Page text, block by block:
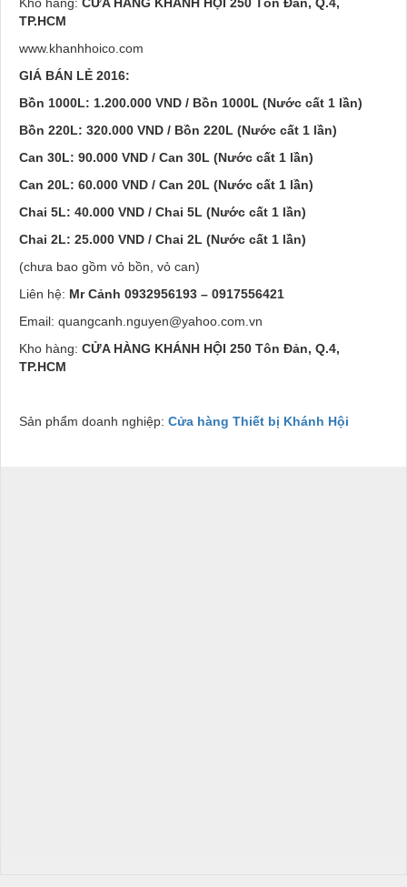
Kho hàng: CỬA HÀNG KHÁNH HỘI 250 Tôn Đản, Q.4,
TP.HCM
www.khanhhoico.com
GIÁ BÁN LẺ 2016:
Bồn 1000L: 1.200.000 VND / Bồn 1000L (Nước cất 1 lần)
Bồn 220L: 320.000 VND / Bồn 220L (Nước cất 1 lần)
Can 30L: 90.000 VND / Can 30L (Nước cất 1 lần)
Can 20L: 60.000 VND / Can 20L (Nước cất 1 lần)
Chai 5L: 40.000 VND / Chai 5L (Nước cất 1 lần)
Chai 2L: 25.000 VND / Chai 2L (Nước cất 1 lần)
(chưa bao gồm vỏ bồn, vỏ can)
Liên hệ: Mr Cảnh 0932956193 – 0917556421
Email: quangcanh.nguyen@yahoo.com.vn
Kho hàng: CỬA HÀNG KHÁNH HỘI 250 Tôn Đản, Q.4,
TP.HCM
Sản phẩm doanh nghiệp: Cửa hàng Thiết bị Khánh Hội